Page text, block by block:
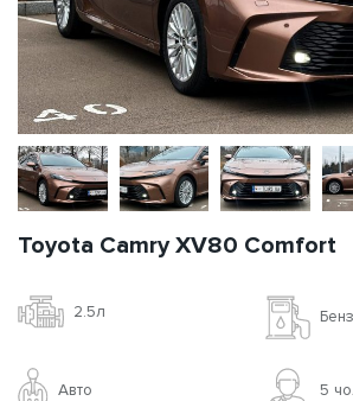
Toyota Camry XV80 Comfort
2.5л
Авто 5